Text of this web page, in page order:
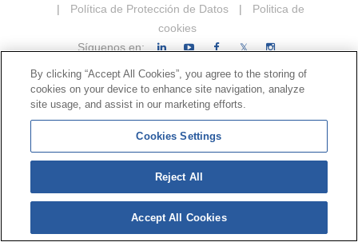
|
Política de Protección de Datos |
Politica de
cookies
Síguenos en:
𝕏
By clicking “Accept All Cookies”, you agree to the storing of
cookies on your device to enhance site navigation, analyze
site usage, and assist in our marketing efforts.
Cookies Settings
Reject All
Accept All Cookies